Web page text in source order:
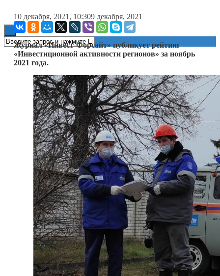
10 декабря, 2021, 10:309 декабря, 2021
Журнал «Инвест-Форсайт» публикует рейтинг
«Инвестиционной активности регионов» за ноябрь
2021 года.